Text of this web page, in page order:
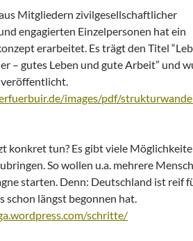
Mitgliedern zivilgesellschaftlicher
engagierten Einzelpersonen hat ein
erarbeitet. Es trägt den Titel
– gutes Leben und gute Arbeit” und
images/pdf/
konkret tun? Es gibt viele
So wollen u.a. mehrere
starten. Denn: Deutschland ist reif
schon längst begonnen hat.
schritte/